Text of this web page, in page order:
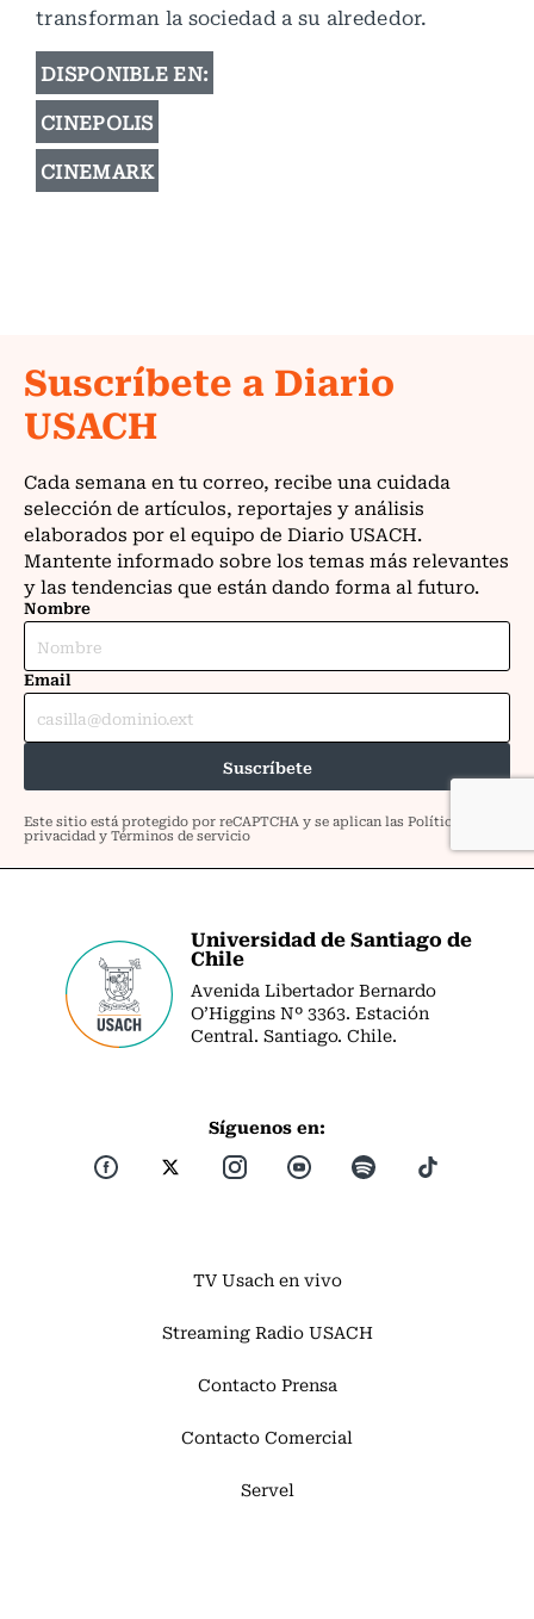
transforman la sociedad a su alrededor.
DISPONIBLE EN:
CINEPOLIS
CINEMARK
Universidad de Santiago de
Chile
Avenida Libertador Bernardo
O’Higgins Nº 3363. Estación
Central. Santiago. Chile.
Síguenos en:
TV Usach en vivo
Streaming Radio USACH
Contacto Prensa
Contacto Comercial
Servel